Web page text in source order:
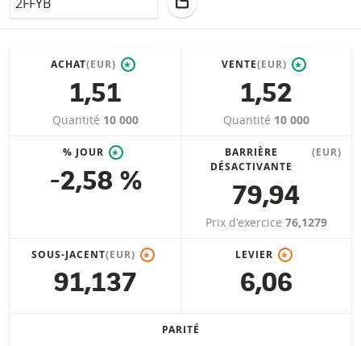
ACHAT(EUR) *
1,51
Quantité 10 000
VENTE(EUR) *
1,52
Quantité 10 000
% JOUR *
-2,58 %
BARRIÈRE
DÉSACTIVANTE
(EUR)
79,94
Prix d'exercice 76,1279
SOUS-JACENT(EUR) *
91,137
LEVIER *
6,06
PARITÉ